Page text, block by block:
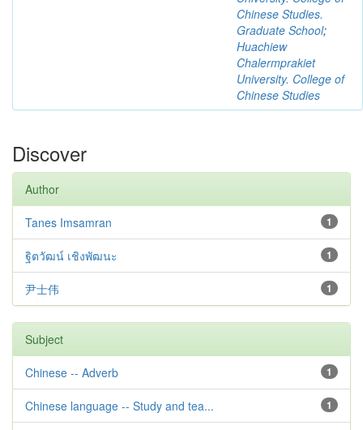
Chinese Studies.
Graduate School;
Huachiew
Chalermprakiet
University. College of
Chinese Studies
Discover
Author
1
Tanes Imsamran
1
ฐิตวัฒน์ เชิงพัฒนะ
1
尹士伟
Subject
1
Chinese -- Adverb
1
Chinese language -- Study and tea...